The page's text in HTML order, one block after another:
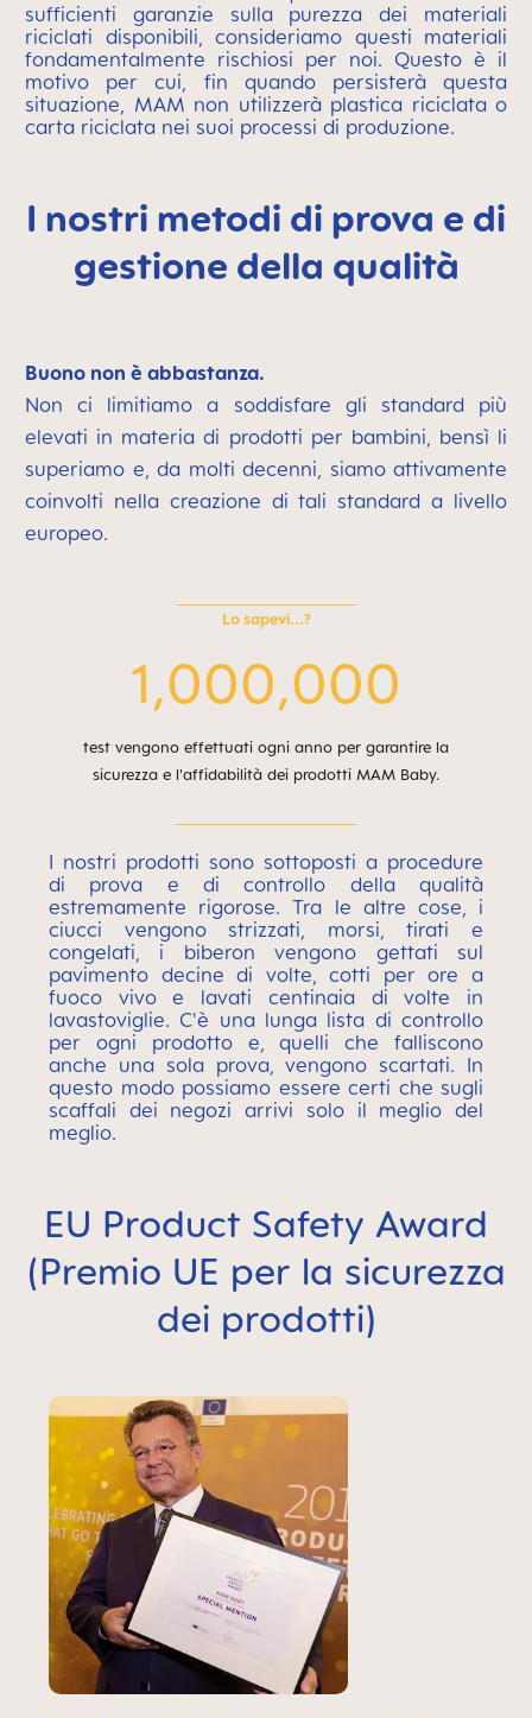
sufficienti garanzie sulla purezza dei materiali
riciclati disponibili, consideriamo questi materiali
fondamentalmente rischiosi per noi. Questo è il
motivo per cui, fin quando persisterà questa
situazione, MAM non utilizzerà plastica riciclata o
carta riciclata nei suoi processi di produzione.
I nostri metodi di prova e di
gestione della qualità
Buono non è abbastanza.
Non ci limitiamo a soddisfare gli standard più
elevati in materia di prodotti per bambini, bensì li
superiamo e, da molti decenni, siamo attivamente
coinvolti nella creazione di tali standard a livello
europeo.
Lo sapevi...?
1,000,000
test vengono effettuati ogni anno per garantire la
sicurezza e l'affidabilità dei prodotti MAM Baby.
I nostri prodotti sono sottoposti a procedure
di prova e di controllo della qualità
estremamente rigorose. Tra le altre cose, i
ciucci vengono strizzati, morsi, tirati e
congelati, i biberon vengono gettati sul
pavimento decine di volte, cotti per ore a
fuoco vivo e lavati centinaia di volte in
lavastoviglie. C'è una lunga lista di controllo
per ogni prodotto e, quelli che falliscono
anche una sola prova, vengono scartati. In
questo modo possiamo essere certi che sugli
scaffali dei negozi arrivi solo il meglio del
meglio.
EU Product Safety Award
(Premio UE per la sicurezza
dei prodotti)